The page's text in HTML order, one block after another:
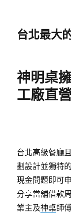
台北最大
神明桌
工廠直
台北高級餐廳
劃設計並獨特
現金問題即可
分享當舖借款
業主及神桌師